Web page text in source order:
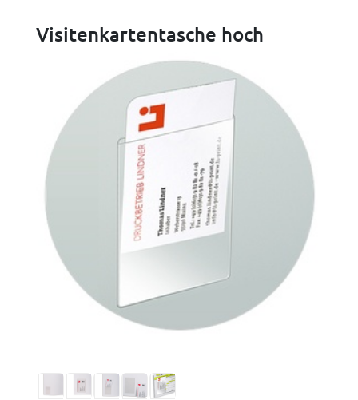
Visitenkartentasche hoch